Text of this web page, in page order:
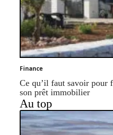
Finance
Ce qu’il faut savoir pour
son prêt immobilier
Au top